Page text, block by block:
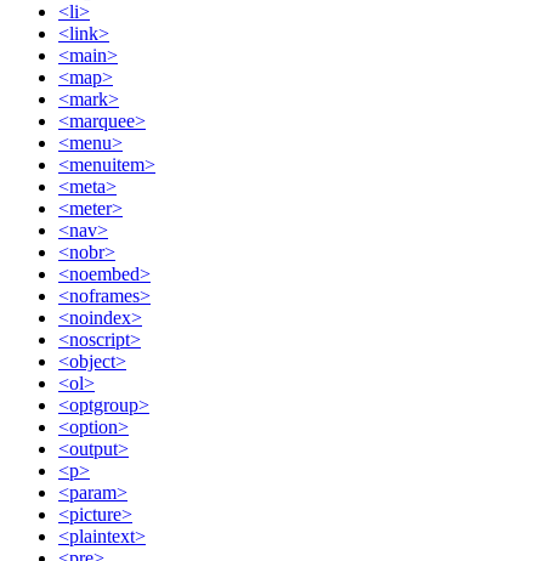
<li>
<link>
<main>
<map>
<mark>
<marquee>
<menu>
<menuitem>
<meta>
<meter>
<nav>
<nobr>
<noembed>
<noframes>
<noindex>
<noscript>
<object>
<ol>
<optgroup>
<option>
<output>
<p>
<param>
<picture>
<plaintext>